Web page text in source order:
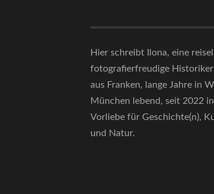
Hier schreibt Ilona, eine
fotografierfreudige
aus Franken, lange Jahre in
München lebend, seit 2022
Vorliebe für Geschichte(n),
und Natur.